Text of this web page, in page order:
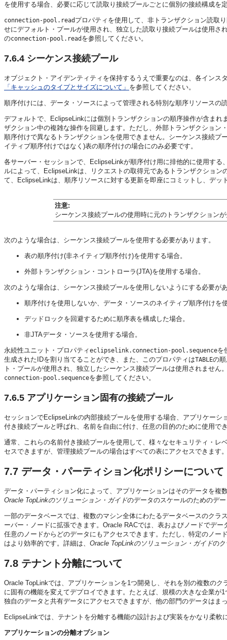
を使用する場合、必要に応じて読取り接続プールごとに個別の接続構成
connection-pool.read プロパティを使用して、非トランザクション読取
せにデフォルト・プールが使用され、独立した読取り接続プールは使用さ
のconnection-pool.read を参照してください。
7.6.4 シーケンス接続プール
オブジェクト・アイデンティティを保持するうえで重要なのは、各イン
「キャッシュのタイプとサイズについて」 を参照してください。
順序付けには、データ・ソースによって管理される特別な順序リソースの
デフォルトで、EclipseLinkには個別トランザクションの順序操作が含ま
ザクション中の複雑な操作を回避します。ただし、外部トランザクショ
順序付けで異なるトランザクションを使用できません。シーケンス接続
イティブ順序付けではなく)表の順序付けの場合にのみ必要です。
各サーバー・セッションで、EclipseLinkが順序付け用に排他的に使用す
ルによって、EclipseLinkは、リクエストの取得元であるトランザクショ
て、EclipseLinkは、順序リソースに対する更新を即座にコミットし、デッ
注意:
シーケンス接続プールの使用時に元のトランザクション
次のような場合は、シーケンス接続プールを使用する必要があります。
表の順序付け(非ネイティブ順序付け)を使用する場合。
外部トランザクション・コントローラ(JTA)を使用する場合。
次のような場合は、シーケンス接続プールを使用しないようにする必要が
順序付けを使用しないか、データ・ソースのネイティブ順序付けを
デッドロックを回避するために順序表を構成した場合。
非JTAデータ・ソースを使用する場合。
永続性ユニット・プロパティeclipselink.connection-pool.sequenceを
生成されたIDを割り当てることができ、また、このプロパティはTABLEの
ト・プールが使用され、独立したシーケンス接続プールは使用されません
connection-pool.sequenceを参照してください。
7.6.5 アプリケーション固有の接続プール
セッションでEclipseLinkの内部接続プールを使用する場合、アプリケー
付き接続プールと呼ばれ、名前を自由に付け、任意の目的のために使用で
通常、これらの名前付き接続プールを使用して、様々なセキュリティ・
セスできますが、管理接続プールの場合はすべての表にアクセスできます
7.7 データ・パーティション化ポリシーについて
データ・パーティション化によって、アプリケーションはそのデータを
Oracle TopLinkのソリューション・ガイドのデータのスケールのためのデ
一部のデータベースでは、複数のマシン全体にわたるデータベースのク
ーバー・ノードに拡張できます。Oracle RACでは、表およびノードでデ
任意のノードからどのデータにもアクセスできます。ただし、特定のノ
はより効率的です。詳細は、 Oracle TopLinkのソリューション・ガイドの
7.8 テナント分離について
Oracle TopLinkでは、アプリケーションを1つ開発し、それを別の複数の
に固有の機能を変えてデプロイできます。たとえば、規模の大きな企業
独自のデータと共有データにアクセスできますが、他の部門のデータはま
EclipseLinkでは、テナントを分離する機能の設計および実装をかなり柔軟
アプリケーションの分離オプション